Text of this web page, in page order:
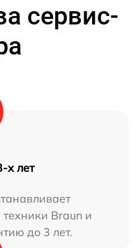
сервис-
х лет
Braun и
до 3 лет.